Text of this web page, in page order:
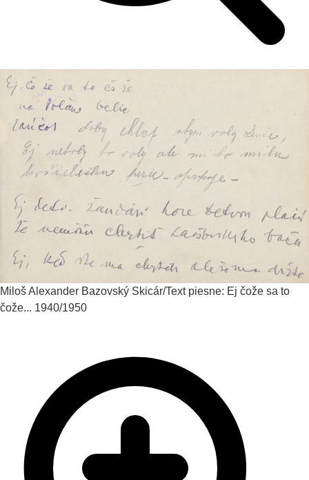
Miloš Alexander Bazovský Skicár/Text piesne: Ej čože sa to
čože... 1940/1950